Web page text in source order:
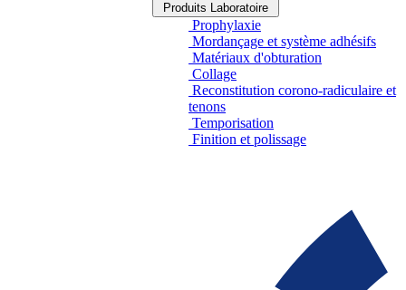
Produits Laboratoire
Prophylaxie
Mordançage et système adhésifs
Matériaux d'obturation
Collage
Reconstitution corono-radiculaire et
tenons
Temporisation
Finition et polissage